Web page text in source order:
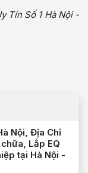
Tín Số 1 Hà Nội -
Nội, Địa Chỉ
Lắp EQ
tại Hà Nội -